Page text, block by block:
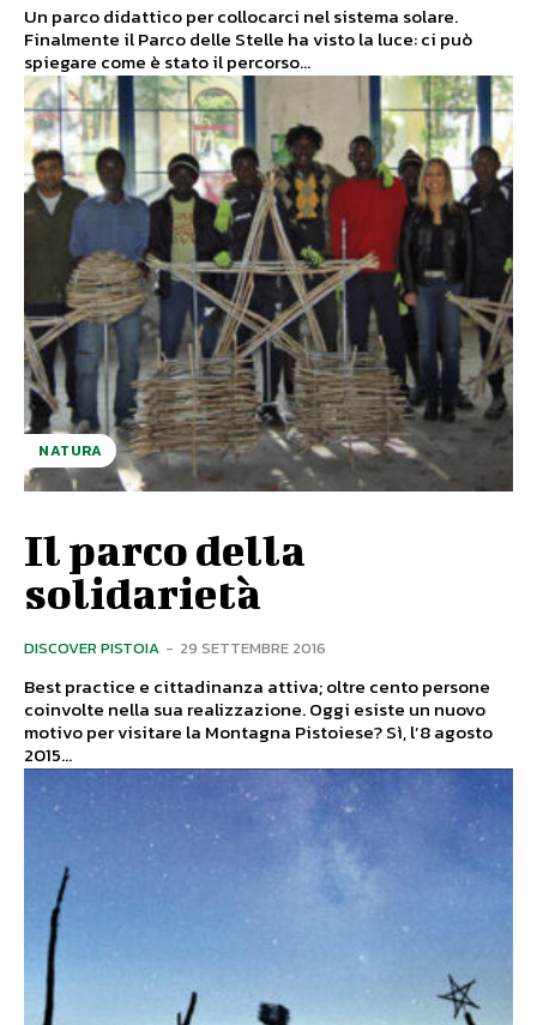
Un parco didattico per collocarci nel sistema solare.
Finalmente il Parco delle Stelle ha visto la luce: ci può
spiegare come è stato il percorso...
NATURA
Il parco della
solidarietà
DISCOVER PISTOIA - 29 SETTEMBRE 2016
Best practice e cittadinanza attiva; oltre cento persone
coinvolte nella sua realizzazione. Oggi esiste un nuovo
motivo per visitare la Montagna Pistoiese? Sì, l’8 agosto
2015...